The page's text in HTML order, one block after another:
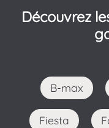
Découvrez
B-max
Fiesta